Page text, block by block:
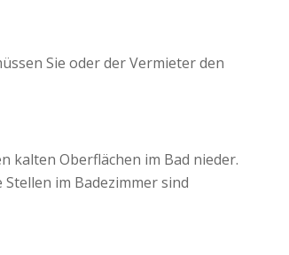
Sie oder der Vermieter den
kalten Oberflächen im Bad nieder.
im Badezimmer sind